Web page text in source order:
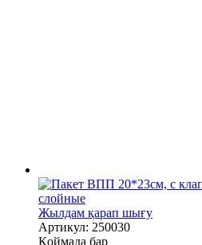
Жылдам қарап шығу
Артикул: 250030
Қоймада бар